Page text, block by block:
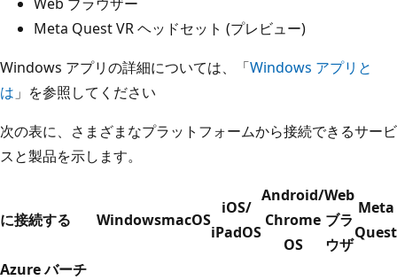
Meta Quest VR ヘッドセット (プレビュー)
Windows アプリの詳細については、「Windows アプリと
は 」を参照してください
次の表に、さまざまなプラットフォームから接続できるサービ
スと製品を示します。
に接続する WindowsmacOS
iOS/
iPadOS
Android/
Chrome
OS
Web
ブラ
ウザ
Meta
Quest
Azure バーチ